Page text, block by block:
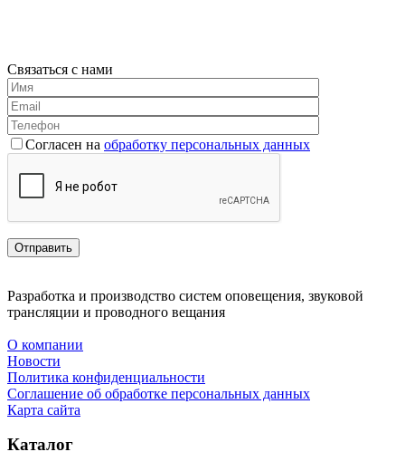
Связаться с нами
Согласен на обработку персональных данных
Разработка и производство систем оповещения, звуковой
трансляции и проводного вещания
О компании
Новости
Политика конфиденциальности
Соглашение об обработке персональных данных
Карта сайта
Каталог